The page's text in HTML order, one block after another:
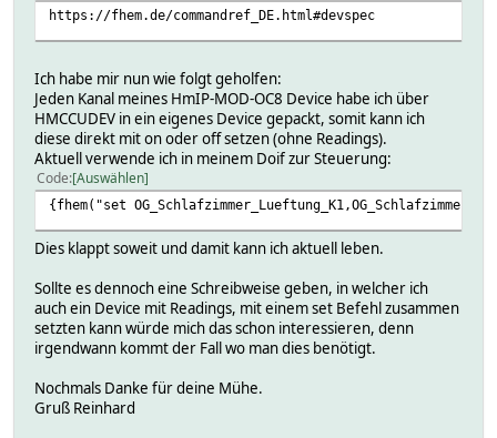
https://fhem.de/commandref_DE.html#devspec
Ich habe mir nun wie folgt geholfen:
Jeden Kanal meines HmIP-MOD-OC8 Device habe ich über
HMCCUDEV in ein eigenes Device gepackt, somit kann ich
diese direkt mit on oder off setzen (ohne Readings).
Aktuell verwende ich in meinem Doif zur Steuerung:
Code Auswählen
{fhem("set
Dies klappt soweit und damit kann ich aktuell leben.
Sollte es dennoch eine Schreibweise geben, in welcher ich
auch ein Device mit Readings, mit einem set Befehl zusammen
setzten kann würde mich das schon interessieren, denn
irgendwann kommt der Fall wo man dies benötigt.
Nochmals Danke für deine Mühe.
Gruß Reinhard